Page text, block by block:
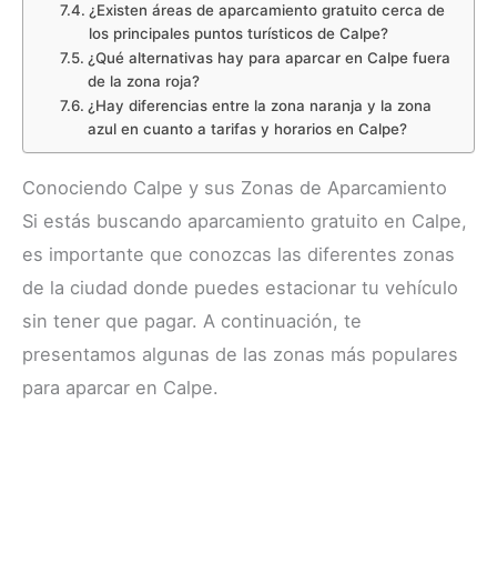
¿Existen áreas de aparcamiento gratuito cerca de
los principales puntos turísticos de Calpe?
¿Qué alternativas hay para aparcar en Calpe fuera
de la zona roja?
¿Hay diferencias entre la zona naranja y la zona
azul en cuanto a tarifas y horarios en Calpe?
Conociendo Calpe y sus Zonas de Aparcamiento
Si estás buscando aparcamiento gratuito en Calpe,
es importante que conozcas las diferentes zonas
de la ciudad donde puedes estacionar tu vehículo
sin tener que pagar. A continuación, te
presentamos algunas de las zonas más populares
para aparcar en Calpe.